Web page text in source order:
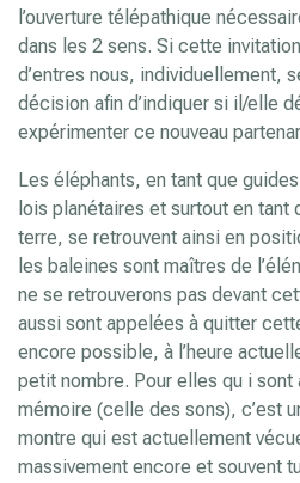
l’ouverture télépathique
dans les 2 sens. Si cette
d’entres nous, individuellement,
décision afin d’indiquer si il/elle
expérimenter ce nouveau
Les éléphants, en tant que
lois planétaires et surtout en tant
terre, se retrouvent ainsi en
les baleines sont maîtres de
ne se retrouverons pas devant
aussi sont appelées à quitter
encore possible, à l’heure
petit nombre. Pour elles qu i sont
mémoire (celle des sons), c’est
montre qui est actuellement
massivement encore et souvent